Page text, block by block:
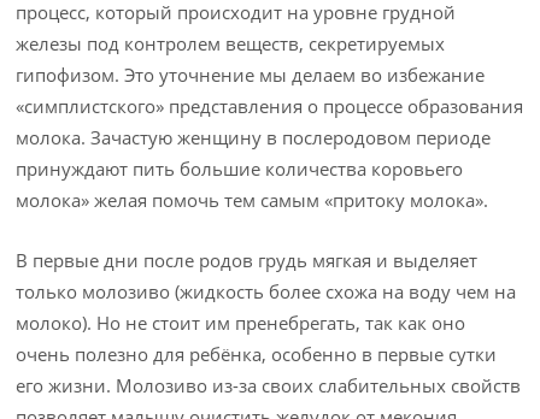
процесс, который происходит на уровне грудной
железы под контролем веществ, секретируемых
гипофизом. Это уточнение мы делаем во избежание
«симплистского» представления о процессе образования
молока. Зачастую женщину в после­родовом периоде
принуждают пить большие количества коровьего
молока» желая помочь тем самым «притоку молока».
В первые дни после родов грудь мягкая и выделяет
только молозиво (жидкость более схожа на воду чем на
молоко). Но не стоит им пренебрегать, так как оно
очень полезно для ребёнка, особенно в первые сутки
его жизни. Молозиво из-за своих слабительных свойств